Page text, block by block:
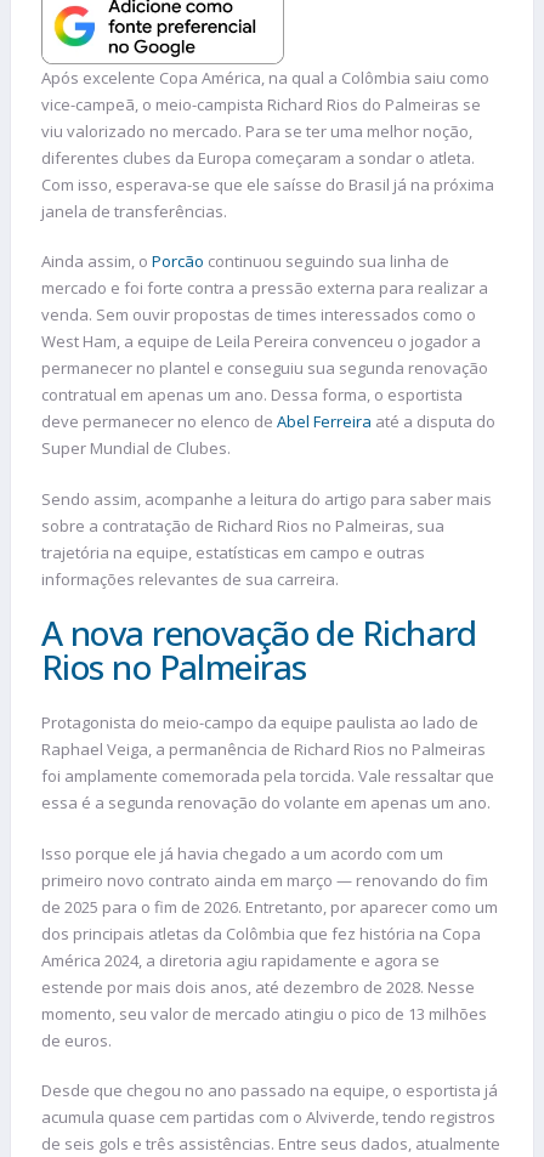
Após excelente Copa América, na qual a Colômbia saiu como
vice-campeã, o meio-campista Richard Rios do Palmeiras se
viu valorizado no mercado. Para se ter uma melhor noção,
diferentes clubes da Europa começaram a sondar o atleta.
Com isso, esperava-se que ele saísse do Brasil já na próxima
janela de transferências.
Ainda assim, o Porcão continuou seguindo sua linha de
mercado e foi forte contra a pressão externa para realizar a
venda. Sem ouvir propostas de times interessados como o
West Ham, a equipe de Leila Pereira convenceu o jogador a
permanecer no plantel e conseguiu sua segunda renovação
contratual em apenas um ano. Dessa forma, o esportista
deve permanecer no elenco de Abel Ferreira até a disputa do
Super Mundial de Clubes.
Sendo assim, acompanhe a leitura do artigo para saber mais
sobre a contratação de Richard Rios no Palmeiras, sua
trajetória na equipe, estatísticas em campo e outras
informações relevantes de sua carreira.
A nova renovação de Richard
Rios no Palmeiras
Protagonista do meio-campo da equipe paulista ao lado de
Raphael Veiga, a permanência de Richard Rios no Palmeiras
foi amplamente comemorada pela torcida. Vale ressaltar que
essa é a segunda renovação do volante em apenas um ano.
Isso porque ele já havia chegado a um acordo com um
primeiro novo contrato ainda em março — renovando do fim
de 2025 para o fim de 2026. Entretanto, por aparecer como um
dos principais atletas da Colômbia que fez história na Copa
América 2024, a diretoria agiu rapidamente e agora se
estende por mais dois anos, até dezembro de 2028. Nesse
momento, seu valor de mercado atingiu o pico de 13 milhões
de euros.
Desde que chegou no ano passado na equipe, o esportista já
acumula quase cem partidas com o Alviverde, tendo registros
de seis gols e três assistências. Entre seus dados, atualmente